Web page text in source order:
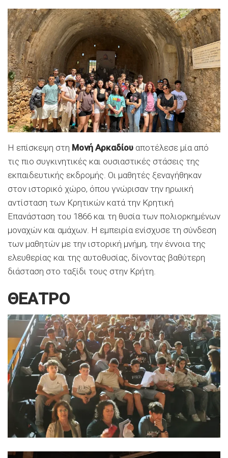
Η επίσκεψη στη Μονή Αρκαδίου αποτέλεσε μία από
τις πιο συγκινητικές και ουσιαστικές στάσεις της
εκπαιδευτικής εκδρομής. Οι μαθητές ξεναγήθηκαν
στον ιστορικό χώρο, όπου γνώρισαν την ηρωική
αντίσταση των Κρητικών κατά την Κρητική
Επανάσταση του 1866 και τη θυσία των πολιορκημένων
μοναχών και αμάχων. Η εμπειρία ενίσχυσε τη σύνδεση
των μαθητών με την ιστορική μνήμη, την έννοια της
ελευθερίας και της αυτοθυσίας, δίνοντας βαθύτερη
διάσταση στο ταξίδι τους στην Κρήτη.
ΘΕΑΤΡΟ